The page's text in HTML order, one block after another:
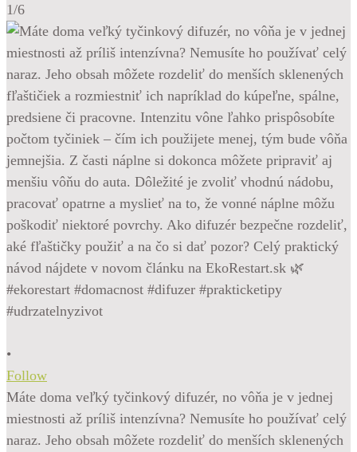
1/6
•
Follow
Máte doma veľký tyčinkový difuzér, no vôňa je v jednej
miestnosti až príliš intenzívna? Nemusíte ho používať celý
naraz. Jeho obsah môžete rozdeliť do menších sklenených